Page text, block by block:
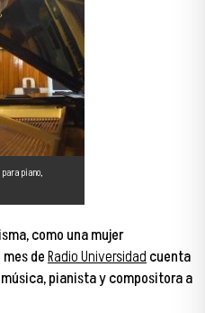
piano,
como una mujer
deRadio Universidadcuenta
pianista y compositora a